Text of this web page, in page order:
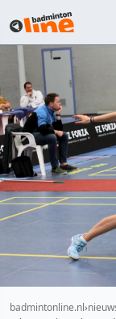
badmintonline.nl